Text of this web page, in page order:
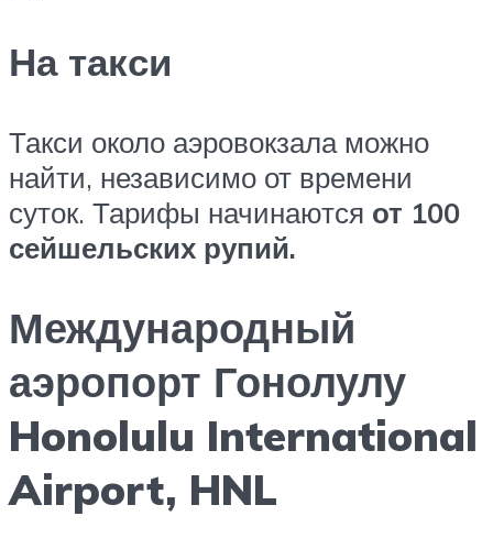
На такси
Такси около аэровокзала можно
найти, независимо от времени
суток. Тарифы начинаются от 100
сейшельских рупий.
Международный
аэропорт Гонолулу
Honolulu International
Airport, HNL